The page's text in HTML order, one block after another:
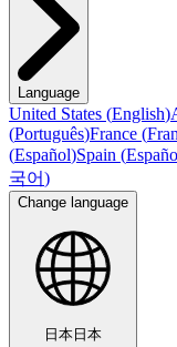
Language
United States (English)
(Português)France (
(Español)Spain (
국어)
Change language
日本日本